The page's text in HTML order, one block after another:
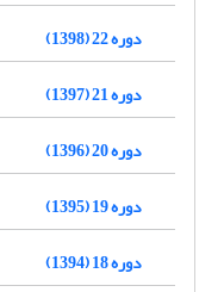
دوره 22 (1398)
دوره 21 (1397)
دوره 20 (1396)
دوره 19 (1395)
دوره 18 (1394)